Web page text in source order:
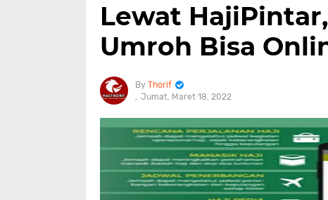
Lewat
Umroh Bisa
Thorif
Jumat, Maret 18, 2022